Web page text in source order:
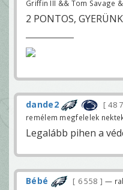
Griffin III && Tom Savage
2 PONTOS, GYERÜNK
dande2 48
remélem megfelelek
Legalább pihen a
Bébé 6 558 —